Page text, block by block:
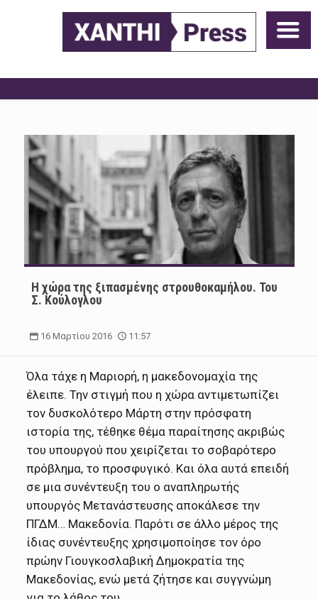
Η χώρα της ξιπασμένης στρουθοκαμήλου. Του
Σ. Κούλογλου
16 Μαρτίου 2016 11:57
Όλα τάχε η Μαριορή, η μακεδονομαχία της
έλειπε. Την στιγμή που η χώρα αντιμετωπίζει
τον δυσκολότερο Μάρτη στην πρόσφατη
ιστορία της, τέθηκε θέμα παραίτησης ακριβώς
του υπουργού που χειρίζεται το σοβαρότερο
πρόβλημα, το προσφυγικό. Και όλα αυτά επειδή
σε μια συνέντευξη του ο αναπληρωτής
υπουργός Μετανάστευσης αποκάλεσε την
ΠΓΔΜ… Μακεδονία. Παρότι σε άλλο μέρος της
ίδιας συνέντευξης χρησιμοποίησε τον όρο
πρώην Γιουγκοσλαβική Δημοκρατία της
Μακεδονίας, ενώ μετά ζήτησε και συγγνώμη